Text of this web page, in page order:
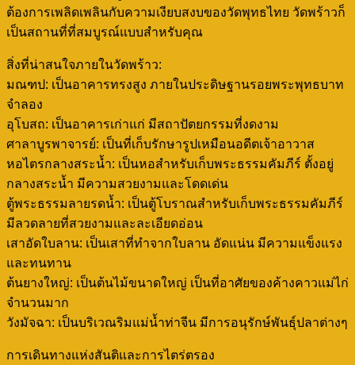
ต้องการเพลิดเพลินกับความเงียบสงบของวัดพุทธไทย วัดพร้าวก็
เป็นสถานที่ที่สมบูรณ์แบบสำหรับคุณ
สิ่งที่น่าสนใจภายในวัดพร้าว:
มณฑป: เป็นอาคารทรงสูง ภายในประดิษฐานรอยพระพุทธบาท
จำลอง
อุโบสถ: เป็นอาคารเก่าแก่ มีสถาปัตยกรรมที่งดงาม
ศาลาบูรพาจารย์: เป็นที่เก็บรักษารูปเหมือนอดีตเจ้าอาวาส
หอไตรกลางสระน้ำ: เป็นหอสำหรับเก็บพระธรรมคัมภีร์ ตั้งอยู่
กลางสระน้ำ มีความสวยงามและโดดเด่น
ตู้พระธรรมลายรดน้ำ: เป็นตู้โบราณสำหรับเก็บพระธรรมคัมภีร์
มีลวดลายที่สวยงามและละเอียดอ่อน
เสาอัดใบลาน: เป็นเสาที่ทำจากใบลาน อัดแน่น มีความแข็งแรง
และทนทาน
ต้นยางใหญ่: เป็นต้นไม้ขนาดใหญ่ เป็นที่อาศัยของค้างคาวแม่ไก่
จำนวนมาก
วังมัจฉา: เป็นบริเวณริมแม่น้ำท่าจีน มีการอนุรักษ์พันธุ์ปลาต่างๆ
การเดินทางแห่งสันติและการไตร่ตรอง